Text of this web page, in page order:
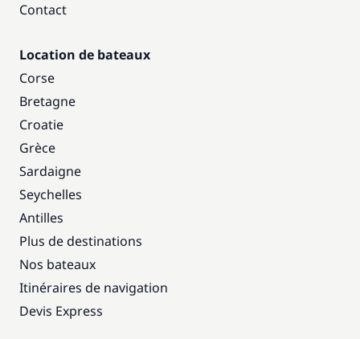
Contact
Location de bateaux
Corse
Bretagne
Croatie
Grèce
Sardaigne
Seychelles
Antilles
Plus de destinations
Nos bateaux
Itinéraires de navigation
Devis Express